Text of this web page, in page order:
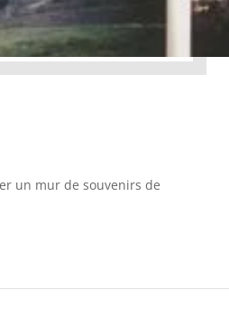
un mur de souvenirs de